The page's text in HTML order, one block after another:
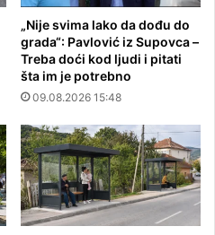
„Nije svima lako da dođu do
grada“: Pavlović iz Supovca –
Treba doći kod ljudi i pitati
šta im je potrebno
09.08.2026 15:48